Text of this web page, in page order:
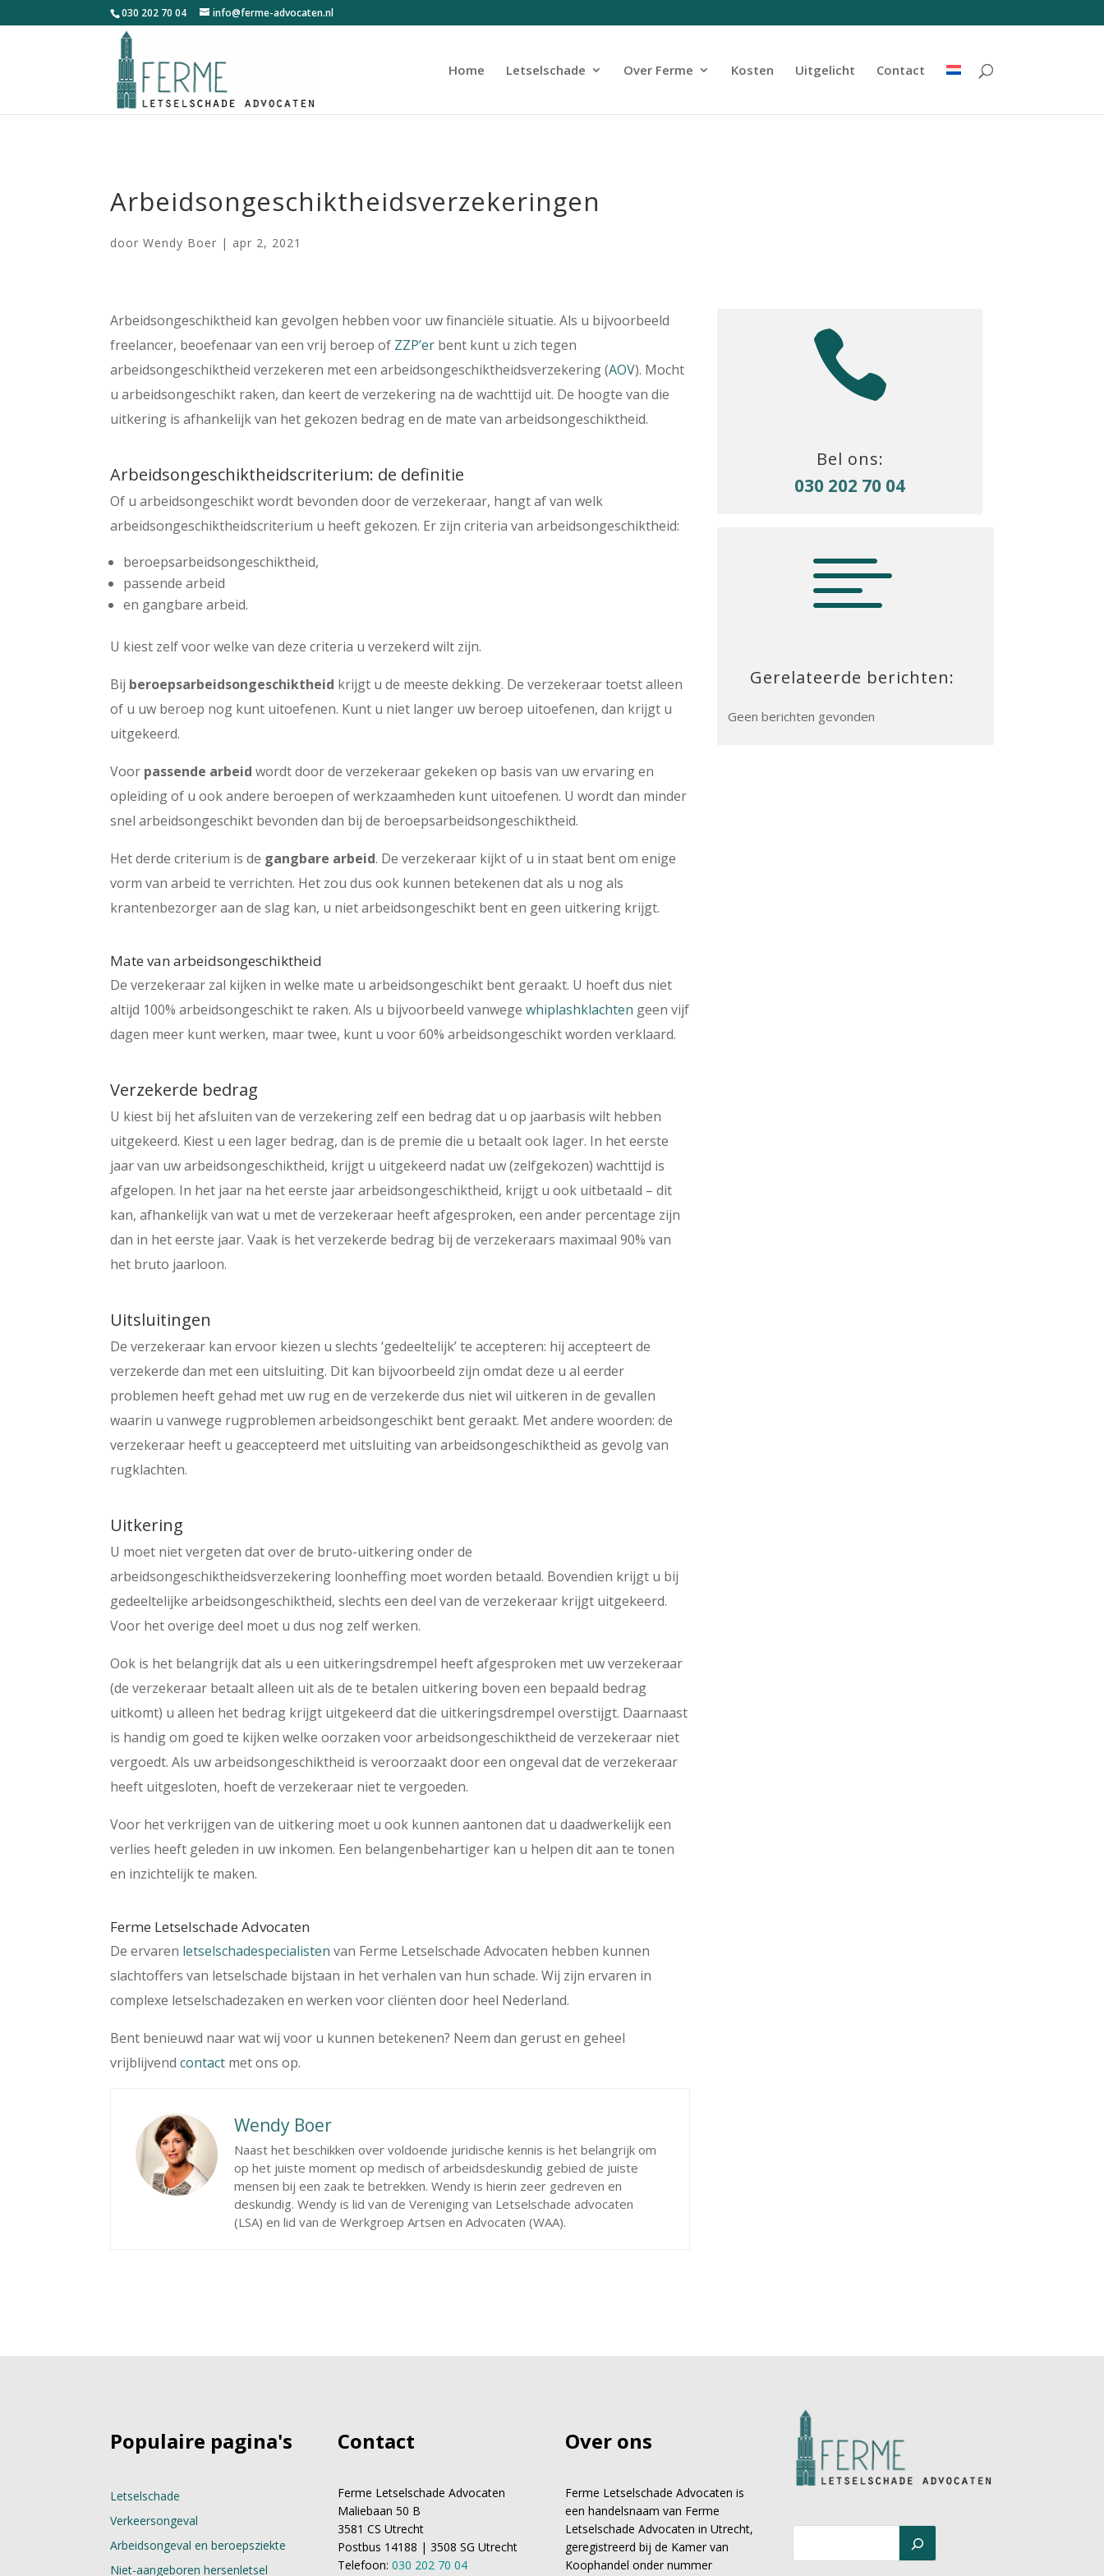
030 202 70 04 info@ferme-advocaten.nl
Home Letselschade Over Ferme Kosten Uitgelicht Contact
Arbeidsongeschiktheidsverzekeringen
doorWendy Boer | apr 2, 2021
Arbeidsongeschiktheid kan gevolgen hebben voor uw financiële situatie. Als u bijvoorbeeld
freelancer, beoefenaar van een vrij beroep of ZZP’er bent kunt u zich tegen
arbeidsongeschiktheid verzekeren met een arbeidsongeschiktheidsverzekering (AOV). Mocht
u arbeidsongeschikt raken, dan keert de verzekering na de wachttijd uit. De hoogte van die
uitkering is afhankelijk van het gekozen bedrag en de mate van arbeidsongeschiktheid.
Arbeidsongeschiktheidscriterium: de definitie
Of u arbeidsongeschikt wordt bevonden door de verzekeraar, hangt af van welk
arbeidsongeschiktheidscriterium u heeft gekozen. Er zijn criteria van arbeidsongeschiktheid:
beroepsarbeidsongeschiktheid,
passende arbeid
en gangbare arbeid.
U kiest zelf voor welke van deze criteria u verzekerd wilt zijn.
Bij beroepsarbeidsongeschiktheid krijgt u de meeste dekking. De verzekeraar toetst alleen
of u uw beroep nog kunt uitoefenen. Kunt u niet langer uw beroep uitoefenen, dan krijgt u
uitgekeerd.
Voor passende arbeid wordt door de verzekeraar gekeken op basis van uw ervaring en
opleiding of u ook andere beroepen of werkzaamheden kunt uitoefenen. U wordt dan minder
snel arbeidsongeschikt bevonden dan bij de beroepsarbeidsongeschiktheid.
Het derde criterium is de gangbare arbeid. De verzekeraar kijkt of u in staat bent om enige
vorm van arbeid te verrichten. Het zou dus ook kunnen betekenen dat als u nog als
krantenbezorger aan de slag kan, u niet arbeidsongeschikt bent en geen uitkering krijgt.
Mate van arbeidsongeschiktheid
De verzekeraar zal kijken in welke mate u arbeidsongeschikt bent geraakt. U hoeft dus niet
altijd 100% arbeidsongeschikt te raken. Als u bijvoorbeeld vanwegewhiplashklachten geen vijf
dagen meer kunt werken, maar twee, kunt u voor 60% arbeidsongeschikt worden verklaard.
Verzekerde bedrag
U kiest bij het afsluiten van de verzekering zelf een bedrag dat u op jaarbasis wilt hebben
uitgekeerd. Kiest u een lager bedrag, dan is de premie die u betaalt ook lager. In het eerste
jaar van uw arbeidsongeschiktheid, krijgt u uitgekeerd nadat uw (zelfgekozen) wachttijd is
afgelopen. In het jaar na het eerste jaar arbeidsongeschiktheid, krijgt u ook uitbetaald – dit
kan, afhankelijk van wat u met de verzekeraar heeft afgesproken, een ander percentage zijn
dan in het eerste jaar. Vaak is het verzekerde bedrag bij de verzekeraars maximaal 90% van
het bruto jaarloon.
Uitsluitingen
De verzekeraar kan ervoor kiezen u slechts ‘gedeeltelijk’ te accepteren: hij accepteert de
verzekerde dan met een uitsluiting. Dit kan bijvoorbeeld zijn omdat deze u al eerder
problemen heeft gehad met uw rug en de verzekerde dus niet wil uitkeren in de gevallen
waarin u vanwege rugproblemen arbeidsongeschikt bent geraakt. Met andere woorden: de
verzekeraar heeft u geaccepteerd met uitsluiting van arbeidsongeschiktheid as gevolg van
rugklachten.
Uitkering
U moet niet vergeten dat over de bruto-uitkering onder de
arbeidsongeschiktheidsverzekering loonheffing moet worden betaald. Bovendien krijgt u bij
gedeeltelijke arbeidsongeschiktheid, slechts een deel van de verzekeraar krijgt uitgekeerd.
Voor het overige deel moet u dus nog zelf werken.
Ook is het belangrijk dat als u een uitkeringsdrempel heeft afgesproken met uw verzekeraar
(de verzekeraar betaalt alleen uit als de te betalen uitkering boven een bepaald bedrag
uitkomt) u alleen het bedrag krijgt uitgekeerd dat die uitkeringsdrempel overstijgt. Daarnaast
is handig om goed te kijken welke oorzaken voor arbeidsongeschiktheid de verzekeraar niet
vergoedt. Als uw arbeidsongeschiktheid is veroorzaakt door een ongeval dat de verzekeraar
heeft uitgesloten, hoeft de verzekeraar niet te vergoeden.
Voor het verkrijgen van de uitkering moet u ook kunnen aantonen dat u daadwerkelijk een
verlies heeft geleden in uw inkomen. Een belangenbehartiger kan u helpen dit aan te tonen
en inzichtelijk te maken.
Ferme Letselschade Advocaten
De ervaren letselschadespecialisten van Ferme Letselschade Advocaten hebben kunnen
slachtoffers van letselschade bijstaan in het verhalen van hun schade. Wij zijn ervaren in
complexe letselschadezaken en werken voor cliënten door heel Nederland.
Bent benieuwd naar wat wij voor u kunnen betekenen? Neem dan gerust en geheel
vrijblijvendcontact met ons op.
Wendy Boer
Naast het beschikken over voldoende juridische kennis is het belangrijk om
op het juiste moment op medisch of arbeidsdeskundig gebied de juiste
mensen bij een zaak te betrekken. Wendy is hierin zeer gedreven en
deskundig. Wendy is lid van de Vereniging van Letselschade advocaten
(LSA) en lid van de Werkgroep Artsen en Advocaten (WAA).

Bel ons:
030 202 70 04

Gerelateerde berichten:
Geen berichten gevonden
Populaire pagina's
Letselschade
Verkeersongeval
Arbeidsongeval en beroepsziekte
Niet-aangeboren hersenletsel
Contact
Ferme Letselschade Advocaten
Maliebaan 50 B
3581 CS Utrecht
Postbus 14188 | 3508 SG Utrecht
Telefoon:030 202 70 04
Over ons
Ferme Letselschade Advocaten is
een handelsnaam van Ferme
Letselschade Advocaten in Utrecht,
geregistreerd bij de Kamer van
Koophandel onder nummer